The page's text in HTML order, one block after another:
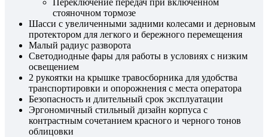
стояночном тормозе
Шасси с увеличенными задними колесами и дерновым
протектором для легкого и бережного перемещения
Малый радиус разворота
Светодиодные фары для работы в условиях с низким
освещением
2 рукоятки на крышке травосборника для удобства
транспортировки и опорожнения с места оператора
Безопасность и длительный срок эксплуатации
Эргономичный стильный дизайн корпуса с
контрастным сочетанием красного и черного тонов
облицовки